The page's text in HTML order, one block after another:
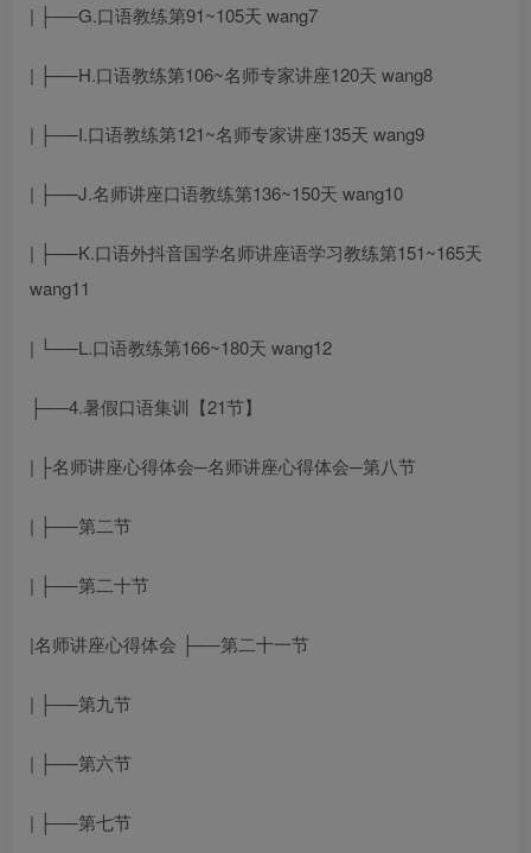
| ├──G.口语教练第91~105天 wang7
| ├──H.口语教练第106~名师专家讲座120天 wang8
| ├──I.口语教练第121~名师专家讲座135天 wang9
| ├──J.名师讲座口语教练第136~150天 wang10
| ├──K.口语外抖音国学名师讲座语学习教练第151~165天
wang11
| └──L.口语教练第166~180天 wang12
├──4.暑假口语集训【21节】
| ├名师讲座心得体会─名师讲座心得体会─第八节
| ├──第二节
| ├──第二十节
|名师讲座心得体会 ├──第二十一节
| ├──第九节
| ├──第六节
| ├──第七节